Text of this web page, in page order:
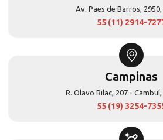
Av. Paes de Barros,
55 (11) 2914-
Campinas
R. Olavo Bilac, 207 -
55 (19) 3254-